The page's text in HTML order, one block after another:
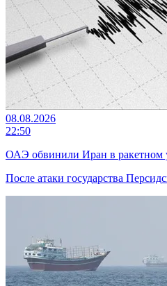
08.08.2026
22:50
ОАЭ обвинили Иран в ракетном
После атаки государства